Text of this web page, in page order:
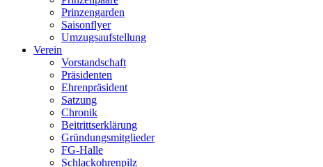
Prinzengarden
Saisonflyer
Umzugsaufstellung
Verein
Vorstandschaft
Präsidenten
Ehrenpräsident
Satzung
Chronik
Beitrittserklärung
Gründungsmitglieder
FG-Halle
Schlackohrenpilz